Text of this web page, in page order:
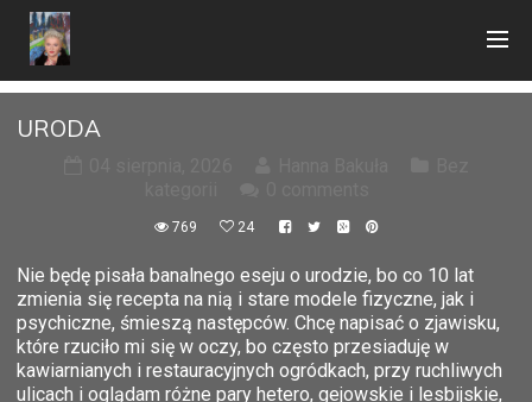
URODA
769 24
Nie będę pisała banalnego eseju o urodzie, bo co 10 lat
zmienia się recepta na nią i stare modele fizyczne, jak i
psychiczne, śmieszą następców. Chcę napisać o zjawisku,
które rzuciło mi się w oczy, bo często przesiaduję w
kawiarnianych i restauracyjnych ogródkach, przy ruchliwych
ulicach i oglądam różne pary hetero, gejowskie i lesbijskie,